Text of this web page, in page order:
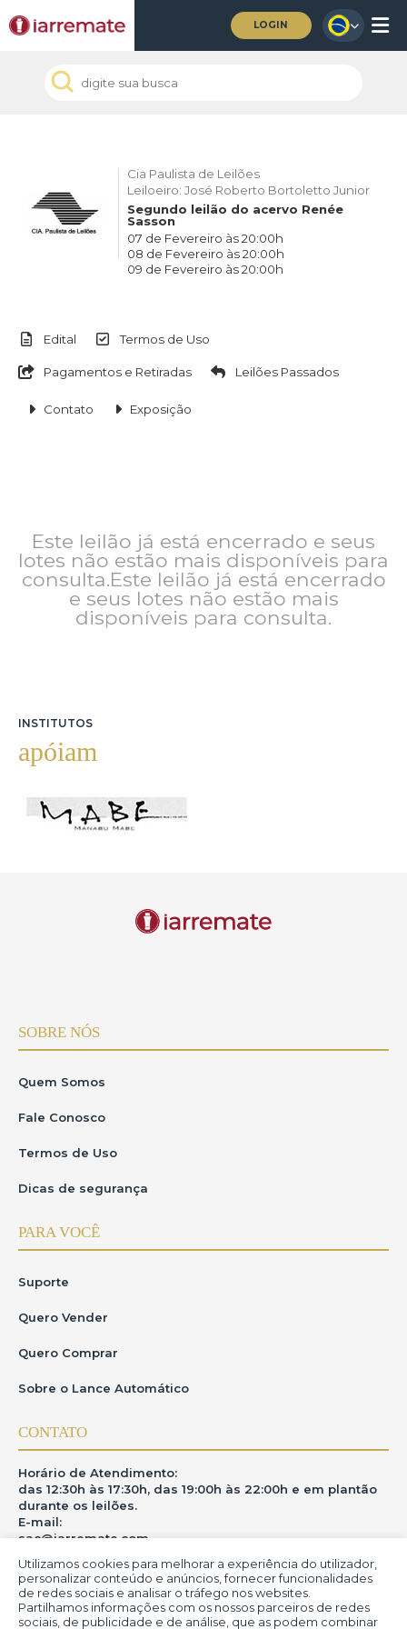
Utilizamos cookies para melhorar a experiência do utilizador,
personalizar conteúdo e anúncios, fornecer funcionalidades
de redes sociais e analisar o tráfego nos websites.
Partilhamos informações com os nossos parceiros de redes
sociais, de publicidade e de análise, que as podem combinar
LOGIN
Cia Paulista de Leilões
Leiloeiro: José Roberto Bortoletto Junior
Segundo leilão do acervo Renée
Sasson
07 de Fevereiro às 20:00h
08 de Fevereiro às 20:00h
09 de Fevereiro às 20:00h
Edital Termos de Uso
Pagamentos e Retiradas Leilões Passados
Contato Exposição
Este leilão já está encerrado e seus
lotes não estão mais disponíveis para
consulta.Este leilão já está encerrado
e seus lotes não estão mais
disponíveis para consulta.
INSTITUTOS
apóiam
SOBRE NÓS
Quem Somos
Fale Conosco
Termos de Uso
Dicas de segurança
PARA VOCÊ
Suporte
Quero Vender
Quero Comprar
Sobre o Lance Automático
CONTATO
Horário de Atendimento:
das 12:30h às 17:30h, das 19:00h às 22:00h e em plantão
durante os leilões.
E-mail:
sac@iarremate.com
ONDE ESTAMOS
R. Heitor Modesto, 28 - Estação São Lourenço - MG